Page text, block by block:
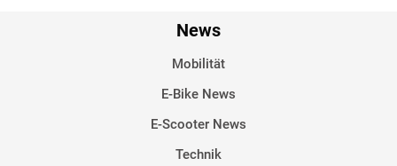
News
Mobilität
E-Bike News
E-Scooter News
Technik